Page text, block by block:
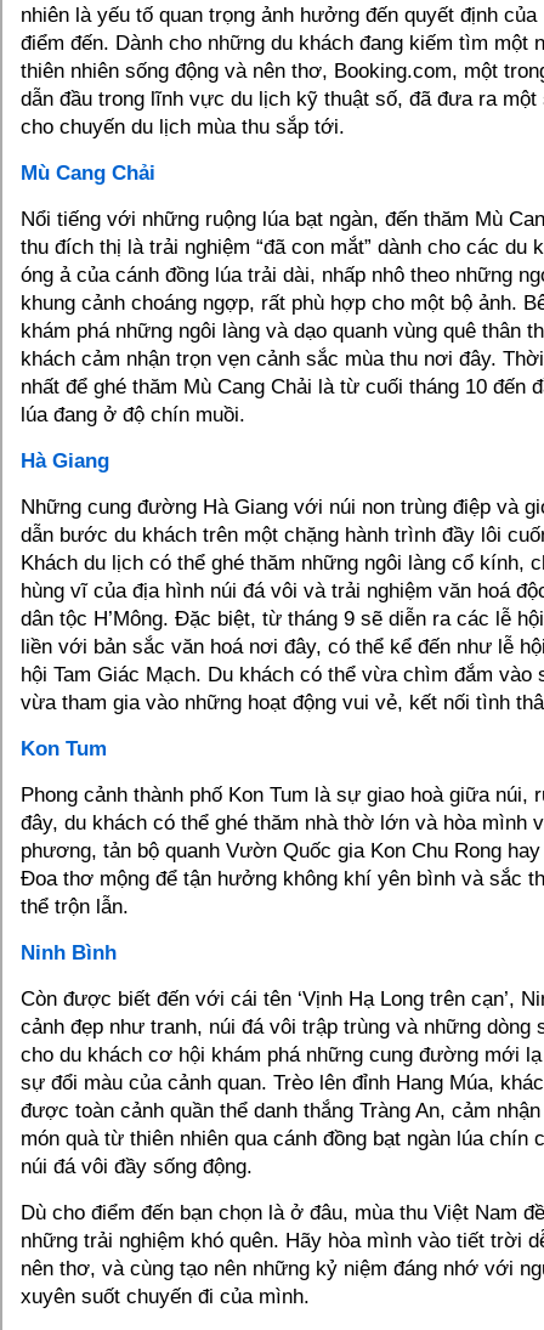
nhiên là yếu tố quan trọng ảnh hưởng đến quyết định
điểm đến. Dành cho những du khách đang kiếm tìm một
thiên nhiên sống động và nên thơ, Booking.com, một
dẫn đầu trong lĩnh vực du lịch kỹ thuật số, đã đưa ra
cho chuyến du lịch mùa thu sắp tới.
Mù Cang Chải
Nổi tiếng với những ruộng lúa bạt ngàn, đến thăm Mù
thu đích thị là trải nghiệm “đã con mắt” dành cho các du
óng ả của cánh đồng lúa trải dài, nhấp nhô theo những
khung cảnh choáng ngợp, rất phù hợp cho một bộ ảnh.
khám phá những ngôi làng và dạo quanh vùng quê thân
khách cảm nhận trọn vẹn cảnh sắc mùa thu nơi đây.
nhất để ghé thăm Mù Cang Chải là từ cuối tháng 10 đến
lúa đang ở độ chín muồi.
Hà Giang
Những cung đường Hà Giang với núi non trùng điệp và
dẫn bước du khách trên một chặng hành trình đầy lôi
Khách du lịch có thể ghé thăm những ngôi làng cổ kính,
hùng vĩ của địa hình núi đá vôi và trải nghiệm văn hoá
dân tộc H’Mông. Đặc biệt, từ tháng 9 sẽ diễn ra các lễ
liền với bản sắc văn hoá nơi đây, có thể kể đến như lễ
hội Tam Giác Mạch. Du khách có thể vừa chìm đắm vào
vừa tham gia vào những hoạt động vui vẻ, kết nối tình
Kon Tum
Phong cảnh thành phố Kon Tum là sự giao hoà giữa núi,
đây, du khách có thể ghé thăm nhà thờ lớn và hòa mình
phương, tản bộ quanh Vườn Quốc gia Kon Chu Rong
Đoa thơ mộng để tận hưởng không khí yên bình và sắc
thể trộn lẫn.
Ninh Bình
Còn được biết đến với cái tên ‘Vịnh Hạ Long trên cạn’,
cảnh đẹp như tranh, núi đá vôi trập trùng và những dòng
cho du khách cơ hội khám phá những cung đường mới
sự đổi màu của cảnh quan. Trèo lên đỉnh Hang Múa,
được toàn cảnh quần thể danh thắng Tràng An, cảm
món quà từ thiên nhiên qua cánh đồng bạt ngàn lúa chín
núi đá vôi đầy sống động.
Dù cho điểm đến bạn chọn là ở đâu, mùa thu Việt Nam
những trải nghiệm khó quên. Hãy hòa mình vào tiết trời
nên thơ, và cùng tạo nên những kỷ niệm đáng nhớ với
xuyên suốt chuyến đi của mình.